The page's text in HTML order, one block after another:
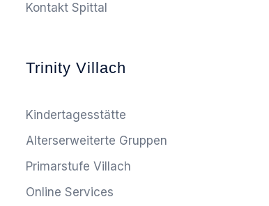
Kontakt Spittal
Trinity Villach
Kindertagesstätte
Alterserweiterte Gruppen
Primarstufe Villach
Online Services